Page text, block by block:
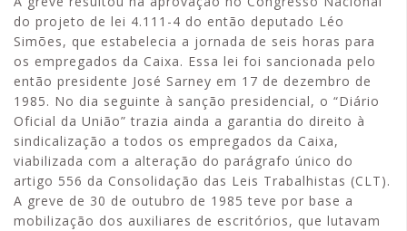
do projeto de lei 4.111-4 do então deputado Léo
Simões, que estabelecia a jornada de seis horas para
os empregados da Caixa. Essa lei foi sancionada pelo
então presidente José Sarney em 17 de dezembro de
1985. No dia seguinte à sanção presidencial, o “Diário
Oficial da União” trazia ainda a garantia do direito à
sindicalização a todos os empregados da Caixa,
viabilizada com a alteração do parágrafo único do
artigo 556 da Consolidação das Leis Trabalhistas (CLT).
A greve de 30 de outubro de 1985 teve por base a
mobilização dos auxiliares de escritórios, que lutavam